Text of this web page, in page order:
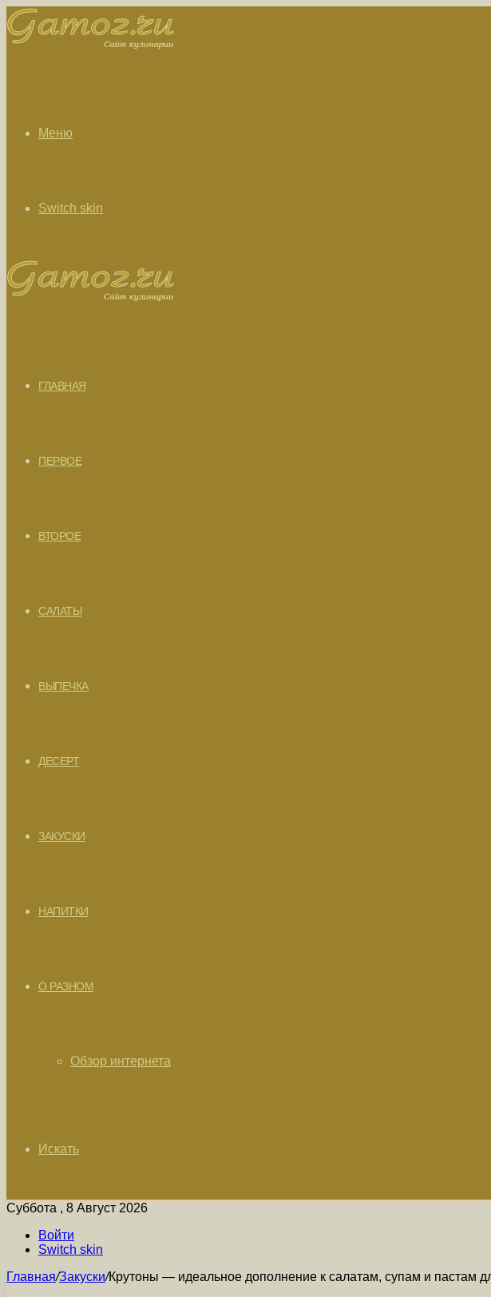
Меню
Switch skin
ГЛАВНАЯ
ПЕРВОЕ
ВТОРОЕ
САЛАТЫ
ВЫПЕЧКА
ДЕСЕРТ
ЗАКУСКИ
НАПИТКИ
О РАЗНОМ
Обзор интернета
Искать
Суббота , 8 Август 2026
Войти
Switch skin
Главная/Закуски/Крутоны — идеальное дополнение к салатам, супам и пастам